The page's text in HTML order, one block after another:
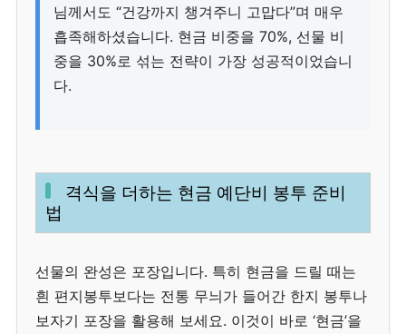
님께서도 “건강까지 챙겨주니 고맙다”며 매우
흡족해하셨습니다. 현금 비중을 70%, 선물 비
중을 30%로 섞는 전략이 가장 성공적이었습니
다.
격식을 더하는 현금 예단비 봉투 준비
법
선물의 완성은 포장입니다. 특히 현금을 드릴 때는
흰 편지봉투보다는 전통 무늬가 들어간 한지 봉투나
보자기 포장을 활용해 보세요. 이것이 바로 ‘현금’을